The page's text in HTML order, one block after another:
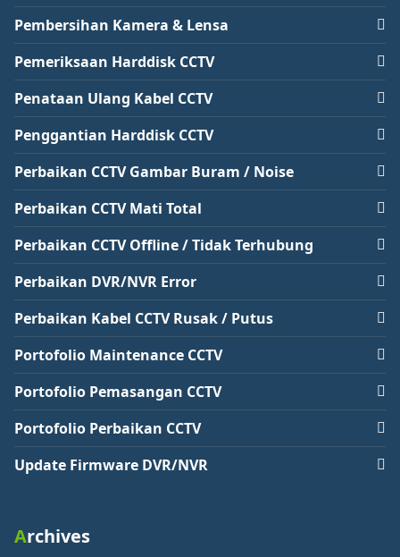
Pembersihan Kamera & Lensa
Pemeriksaan Harddisk CCTV
Penataan Ulang Kabel CCTV
Penggantian Harddisk CCTV
Perbaikan CCTV Gambar Buram / Noise
Perbaikan CCTV Mati Total
Perbaikan CCTV Offline / Tidak Terhubung
Perbaikan DVR/NVR Error
Perbaikan Kabel CCTV Rusak / Putus
Portofolio Maintenance CCTV
Portofolio Pemasangan CCTV
Portofolio Perbaikan CCTV
Update Firmware DVR/NVR
Archives